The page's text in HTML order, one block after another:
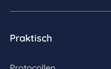
Praktisch